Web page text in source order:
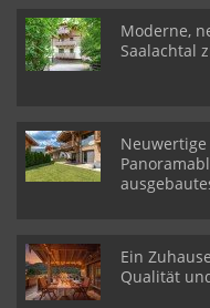
Moderne,
Saalachtal
Ein
Qualität